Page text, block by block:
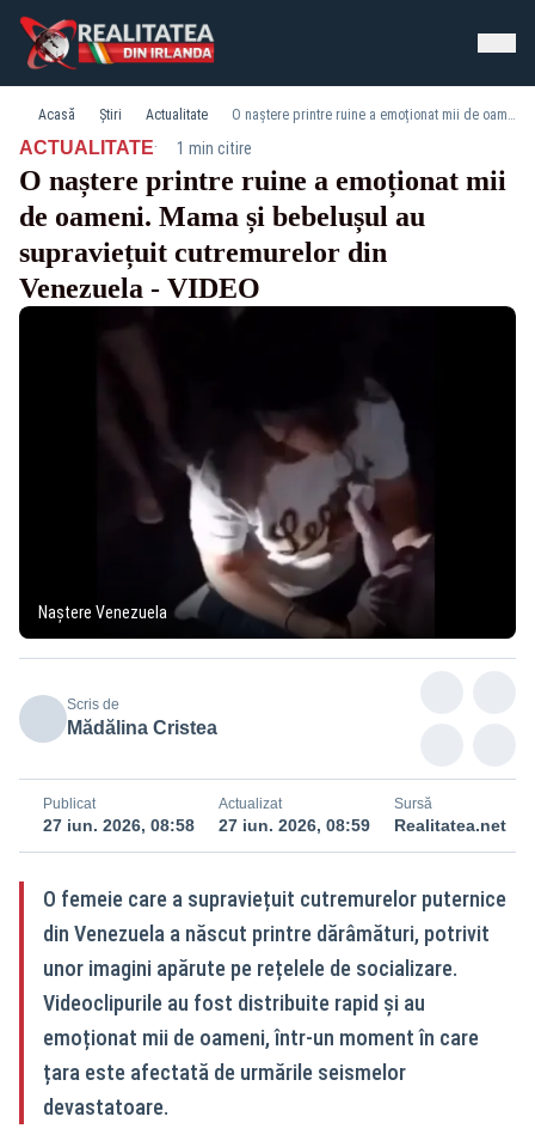
Acasă Știri Actualitate O naștere printre ruine a emoționat mii de oameni. Mama și bebelușul au supraviețuit cutremurelor din Venezuela - VIDEO
ACTUALITATE· 1 min citire
O naștere printre ruine a emoționat mii
de oameni. Mama și bebelușul au
supraviețuit cutremurelor din
Venezuela - VIDEO
Naștere Venezuela
Scris de
Mădălina Cristea
Publicat
27 iun. 2026, 08:58
Actualizat
27 iun. 2026, 08:59
Sursă
Realitatea.net
O femeie care a supraviețuit cutremurelor puternice
din Venezuela a născut printre dărâmături, potrivit
unor imagini apărute pe rețelele de socializare.
Videoclipurile au fost distribuite rapid și au
emoționat mii de oameni, într-un moment în care
țara este afectată de urmările seismelor
devastatoare.